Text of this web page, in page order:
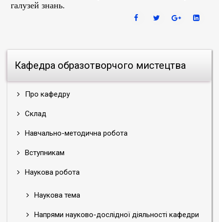
Кафедра образотворчого мистецтва
Про кафедру
Склад
Навчально-методична робота
Вступникам
Наукова робота
Наукова тема
Напрями науково-дослідної діяльності кафедри
галузей знань.
інтерактивною
«Особливості
викладання
галузі
«Мистецтво»
основній
школі»
завідувачів
мистецтва
бібліотек